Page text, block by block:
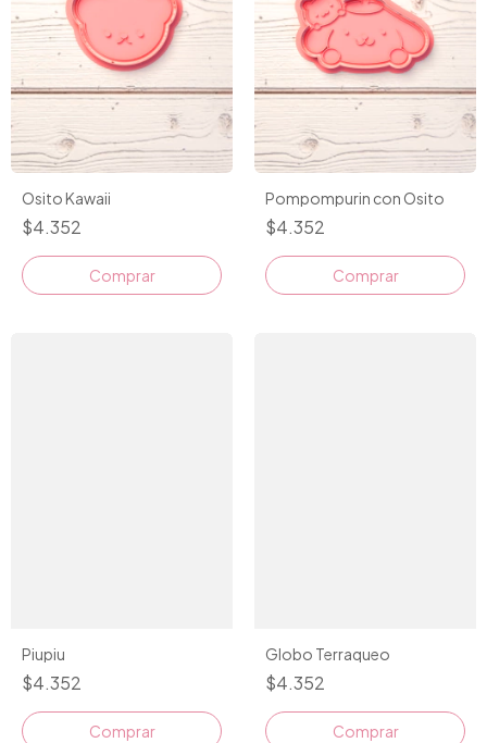
Osito Kawaii
$4.352
Comprar
Pompompurin con Osito
$4.352
Comprar
Piupiu
$4.352
Comprar
Globo Terraqueo
$4.352
Comprar